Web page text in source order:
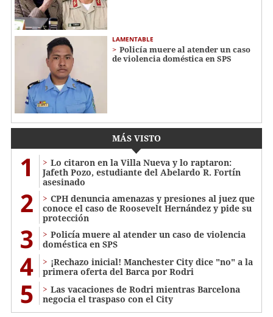
LAMENTABLE
Policía muere al atender un caso
de violencia doméstica en SPS
MÁS VISTO
1
Lo citaron en la Villa Nueva y lo raptaron:
Jafeth Pozo, estudiante del Abelardo R. Fortín
asesinado
2
CPH denuncia amenazas y presiones al juez que
conoce el caso de Roosevelt Hernández y pide su
protección
3
Policía muere al atender un caso de violencia
doméstica en SPS
4
¡Rechazo inicial! Manchester City dice "no" a la
primera oferta del Barca por Rodri
5
Las vacaciones de Rodri mientras Barcelona
negocia el traspaso con el City